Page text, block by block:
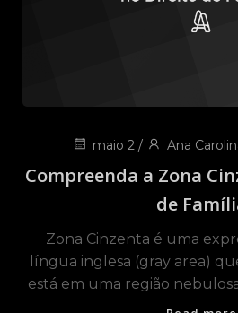
maio 2 / Ana
Compreenda a Zona
de
Zona Cinzenta é uma
língua inglesa (gray area)
está em uma região